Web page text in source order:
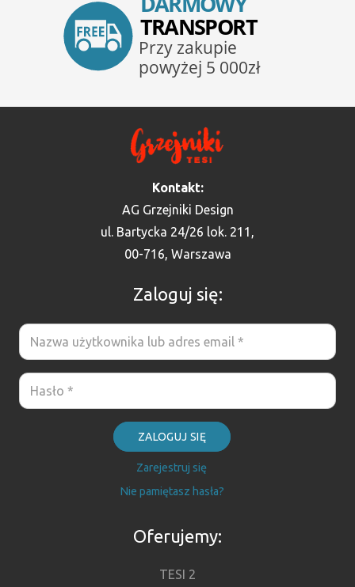
Kontakt:
AG Grzejniki Design
ul. Bartycka 24/26 lok. 211,
00-716, Warszawa
Zaloguj się:
ZALOGUJ SIĘ
Zarejestruj się
Nie pamiętasz hasła?
Oferujemy:
TESI 2